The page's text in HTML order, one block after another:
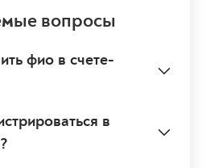
вопросы
фио в счете-
в